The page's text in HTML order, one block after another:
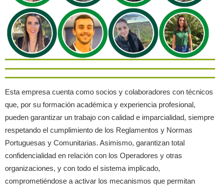
Esta empresa cuenta como socios y colaboradores con técnicos
que, por su formación académica y experiencia profesional,
pueden garantizar un trabajo con calidad e imparcialidad, siempre
respetando el cumplimiento de los Reglamentos y Normas
Portuguesas y Comunitarias. Asimismo, garantizan total
confidencialidad en relación con los Operadores y otras
organizaciones, y con todo el sistema implicado,
comprometiéndose a activar los mecanismos que permitan